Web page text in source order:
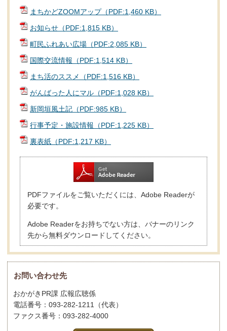
まちかどZOOMアップ（PDF:1,460 KB）
お知らせ（PDF:1,815 KB）
町民ふれあい広場（PDF:2,085 KB）
国際交流情報（PDF:1,514 KB）
まち活のススメ（PDF:1,516 KB）
がんばった人にマル（PDF:1,028 KB）
新岡垣風土記（PDF:985 KB）
行事予定・施設情報（PDF:1,225 KB）
裏表紙（PDF:1,217 KB）
PDFファイルをご覧いただくには、Adobe Readerが
必要です。
Adobe Readerをお持ちでない方は、バナーのリンク
先から無料ダウンロードしてください。
お問い合わせ先
おかがきPR課 広報広聴係
電話番号：093-282-1211（代表）
ファクス番号：093-282-4000